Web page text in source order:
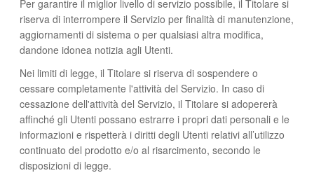
Per garantire il miglior livello di servizio possibile, il Titolare si
riserva di interrompere il Servizio per finalità di manutenzione,
aggiornamenti di sistema o per qualsiasi altra modifica,
dandone idonea notizia agli Utenti.
Nei limiti di legge, il Titolare si riserva di sospendere o
cessare completamente l'attività del Servizio. In caso di
cessazione dell'attività del Servizio, il Titolare si adopererà
affinché gli Utenti possano estrarre i propri dati personali e le
informazioni e rispetterà i diritti degli Utenti relativi all’utilizzo
continuato del prodotto e/o al risarcimento, secondo le
disposizioni di legge.